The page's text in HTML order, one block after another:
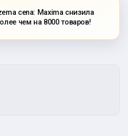
cena: Maxima снизила
чем на 8000 товаров!